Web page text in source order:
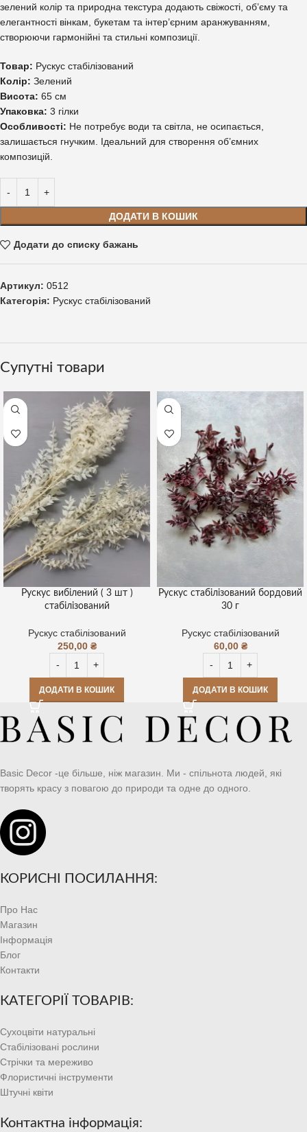
зелений колір та природна текстура додають свіжості, об’єму та
елегантності вінкам, букетам та інтер’єрним аранжуванням,
створюючи гармонійні та стильні композиції.
Товар: Рускус стабілізований
Колір: Зелений
Висота: 65 см
Упаковка: 3 гілки
Особливості: Не потребує води та світла, не осипається,
залишається гнучким. Ідеальний для створення об’ємних
композицій.
ДОДАТИ В КОШИК
Додати до списку бажань
Артикул: 0512
Категорія: Рускус стабілізований
Супутні товари
Рускус вибілений ( 3 шт )
стабілізований
Рускус стабілізований
250,00 ₴
ДОДАТИ В КОШИК
Рускус стабілізований бордовий
30 г
Рускус стабілізований
60,00 ₴
ДОДАТИ В КОШИК
Basic Decor -це більше, ніж магазин. Ми - спільнота людей, які
творять красу з повагою до природи та одне до одного.
КОРИСНІ ПОСИЛАННЯ:
Про Нас
Магазин
Інформація
Блог
Контакти
КАТЕГОРІЇ ТОВАРІВ:
Сухоцвіти натуральні
Стабілізовані рослини
Стрічки та мереживо
Флористичні інструменти
Штучні квіти
Контактна інформація: